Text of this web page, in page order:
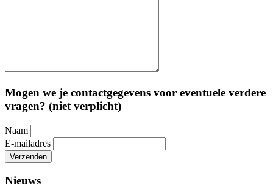
Mogen we je contactgegevens voor eventuele verdere
vragen? (niet verplicht)
Naam
E-mailadres
Verzenden
Nieuws